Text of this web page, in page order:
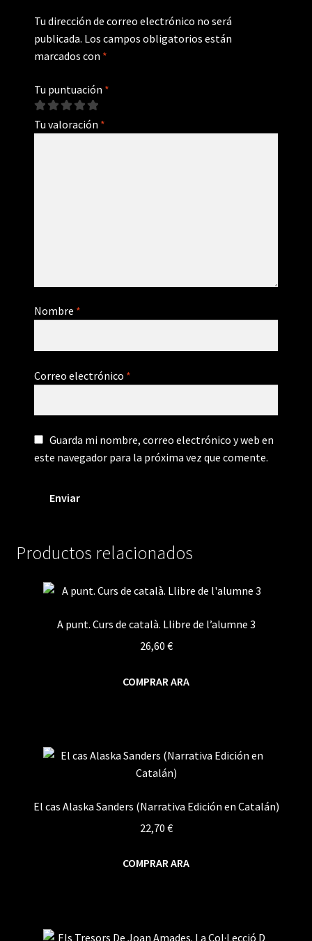
Tu dirección de correo electrónico no será
publicada. Los campos obligatorios están
marcados con *
Tu puntuación *
Tu valoración *
Nombre *
Correo electrónico *
Guarda mi nombre, correo electrónico y web en
este navegador para la próxima vez que comente.
Productos relacionados
A punt. Curs de català. Llibre de l’alumne 3
26,60 €
COMPRAR ARA
El cas Alaska Sanders (Narrativa Edición en Catalán)
22,70 €
COMPRAR ARA